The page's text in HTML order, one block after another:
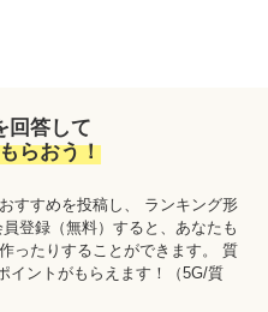
回答して
らおう！
すすめを投稿し、 ランキング形
登録（無料）すると、あなたも
ったりすることができます。 質
イントがもらえます！
（5G/質